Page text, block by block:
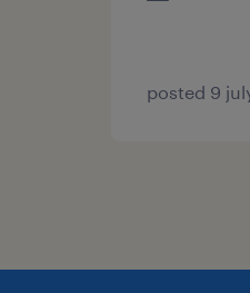
posted 9